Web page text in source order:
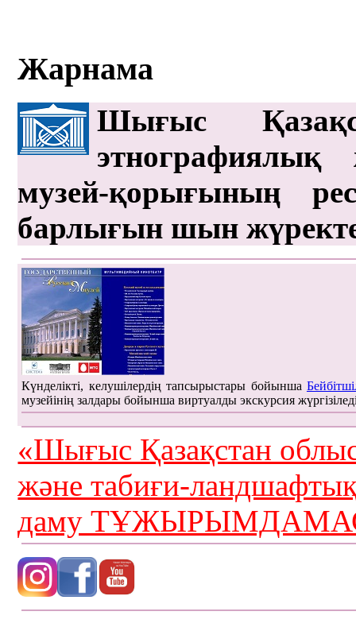
Жарнама
Шығыс
этнографиялық
музей-қорығының
барлығын шын
Күнделікті, келушілердің тапсырыстары бойынша
музейінің залдары бойынша виртуалды экскурсия
«Шығыс Қазақстан
және табиғи-
даму